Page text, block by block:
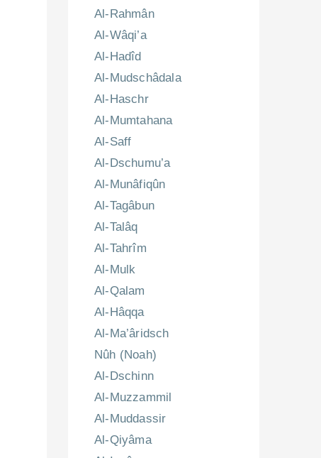
Al-Rahmân
Al-Wâqi’a
Al-Hadîd
Al-Mudschâdala
Al-Haschr
Al-Mumtahana
Al-Saff
Al-Dschumu’a
Al-Munâfiqûn
Al-Tagâbun
Al-Talâq
Al-Tahrîm
Al-Mulk
Al-Qalam
Al-Hâqqa
Al-Ma’âridsch
Nûh (Noah)
Al-Dschinn
Al-Muzzammil
Al-Muddassir
Al-Qiyâma